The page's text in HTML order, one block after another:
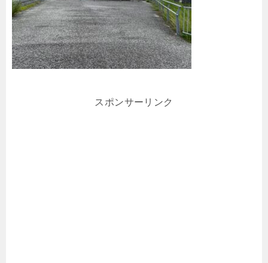
スポンサーリンク